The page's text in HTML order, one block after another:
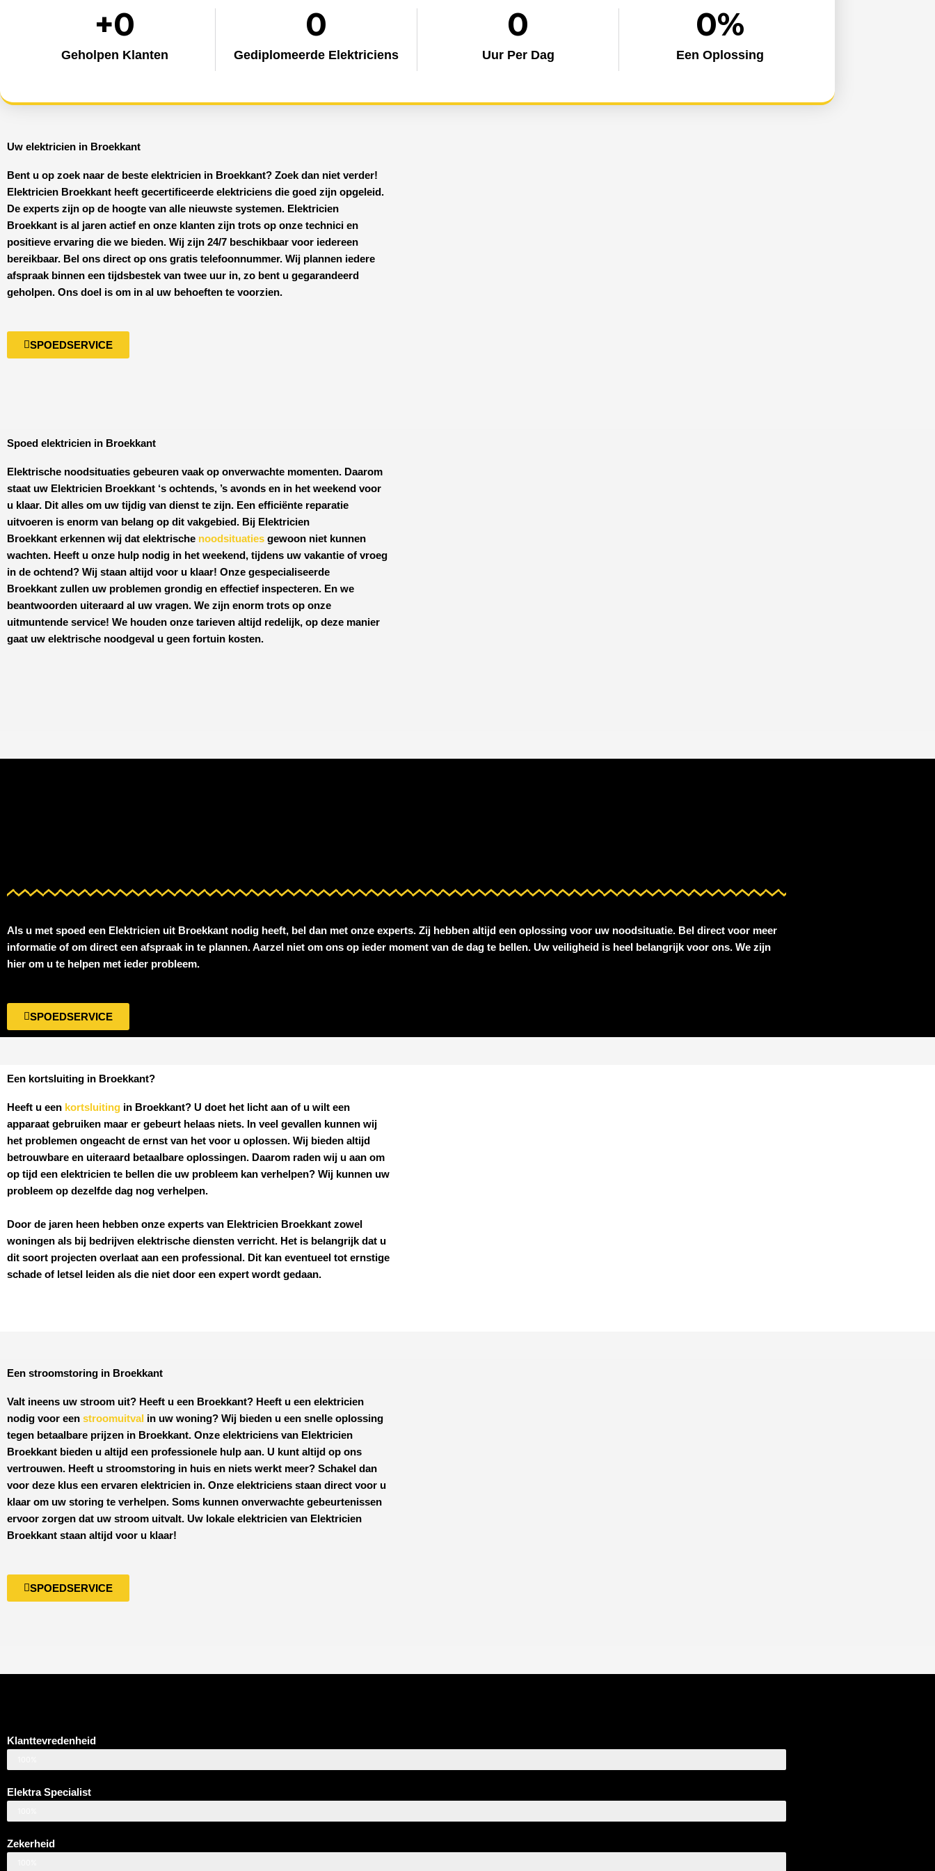
Geholpen Klanten
+0
Gediplomeerde Elektriciens
0
Uur Per Dag
0
Een Oplossing
0%
Uw elektricien in Broekkant
Bent u op zoek naar de beste elektricien in Broekkant? Zoek dan niet verder!
Elektricien Broekkant heeft gecertificeerde elektriciens die goed zijn opgeleid.
De experts zijn op de hoogte van alle nieuwste systemen. Elektricien
Broekkant is al jaren actief en onze klanten zijn trots op onze technici en
positieve ervaring die we bieden. Wij zijn 24/7 beschikbaar voor iedereen
bereikbaar. Bel ons direct op ons gratis telefoonnummer. Wij plannen iedere
afspraak binnen een tijdsbestek van twee uur in, zo bent u gegarandeerd
geholpen. Ons doel is om in al uw behoeften te voorzien.
SPOEDSERVICE
Spoed elektricien in Broekkant
Elektrische noodsituaties gebeuren vaak op onverwachte momenten. Daarom
staat uw Elektricien Broekkant ‘s ochtends, ’s avonds en in het weekend voor
u klaar. Dit alles om uw tijdig van dienst te zijn. Een efficiënte reparatie
uitvoeren is enorm van belang op dit vakgebied. Bij Elektricien
Broekkant erkennen wij dat elektrische noodsituaties gewoon niet kunnen
wachten. Heeft u onze hulp nodig in het weekend, tijdens uw vakantie of vroeg
in de ochtend? Wij staan altijd voor u klaar! Onze gespecialiseerde
Broekkant zullen uw problemen grondig en effectief inspecteren. En we
beantwoorden uiteraard al uw vragen. We zijn enorm trots op onze
uitmuntende service! We houden onze tarieven altijd redelijk, op deze manier
gaat uw elektrische noodgeval u geen fortuin kosten.
Als u met spoed een Elektricien uit Broekkant nodig heeft, bel dan met onze experts. Zij hebben altijd een oplossing voor uw noodsituatie. Bel direct voor meer
informatie of om direct een afspraak in te plannen. Aarzel niet om ons op ieder moment van de dag te bellen. Uw veiligheid is heel belangrijk voor ons. We zijn
hier om u te helpen met ieder probleem.
SPOEDSERVICE
Een kortsluiting in Broekkant?
Heeft u een kortsluiting in Broekkant? U doet het licht aan of u wilt een
apparaat gebruiken maar er gebeurt helaas niets. In veel gevallen kunnen wij
het problemen ongeacht de ernst van het voor u oplossen. Wij bieden altijd
betrouwbare en uiteraard betaalbare oplossingen. Daarom raden wij u aan om
op tijd een elektricien te bellen die uw probleem kan verhelpen? Wij kunnen uw
probleem op dezelfde dag nog verhelpen.
Door de jaren heen hebben onze experts van Elektricien Broekkant zowel
woningen als bij bedrijven elektrische diensten verricht. Het is belangrijk dat u
dit soort projecten overlaat aan een professional. Dit kan eventueel tot ernstige
schade of letsel leiden als die niet door een expert wordt gedaan.
Een stroomstoring in Broekkant
Valt ineens uw stroom uit? Heeft u een Broekkant? Heeft u een elektricien
nodig voor een stroomuitval in uw woning? Wij bieden u een snelle oplossing
tegen betaalbare prijzen in Broekkant. Onze elektriciens van Elektricien
Broekkant bieden u altijd een professionele hulp aan. U kunt altijd op ons
vertrouwen. Heeft u stroomstoring in huis en niets werkt meer? Schakel dan
voor deze klus een ervaren elektricien in. Onze elektriciens staan direct voor u
klaar om uw storing te verhelpen. Soms kunnen onverwachte gebeurtenissen
ervoor zorgen dat uw stroom uitvalt. Uw lokale elektricien van Elektricien
Broekkant staan altijd voor u klaar!
SPOEDSERVICE
Klanttevredenheid
Elektra Specialist
Zekerheid